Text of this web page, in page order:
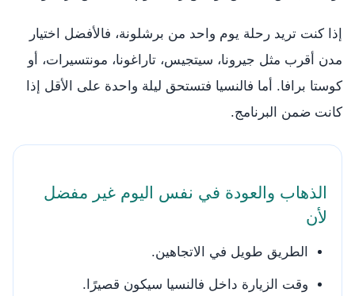
إذا كنت تريد رحلة يوم واحد من برشلونة، فالأفضل اختيار
مدن أقرب مثل جيرونا، سيتجيس، تاراغونا، مونتسيرات، أو
كوستا برافا. أما فالنسيا فتستحق ليلة واحدة على الأقل إذا
كانت ضمن البرنامج.
الذهاب والعودة في نفس اليوم غير مفضل
لأن
الطريق طويل في الاتجاهين.
وقت الزيارة داخل فالنسيا سيكون قصيرًا.